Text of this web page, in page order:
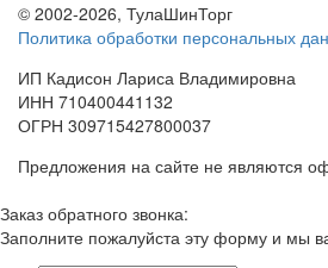
© 2002-2026, ТулаШинТорг
Политика обработки персональных
ИП Кадисон Лариса Владимировна
ИНН 710400441132
ОГРН 309715427800037
Предложения на сайте не являются
Заказ обратного звонка:
Заполните пожалуйста эту форму и мы